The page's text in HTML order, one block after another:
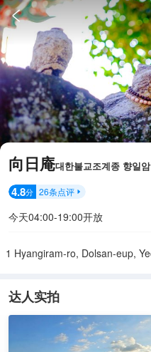

向日庵대한불교조계종 향일암
4.8分 26条点评 
今天04:00-19:00开放
达人实拍